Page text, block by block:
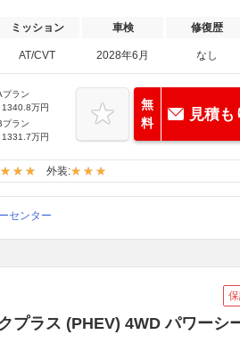
ミッション 車検 修復歴
AT/CVT 2028年6月 なし
プラン
1340.8万円
プラン
1331.7万円
無
料
見積も
外装:
センター
プラス (PHEV) 4WD パワーシ